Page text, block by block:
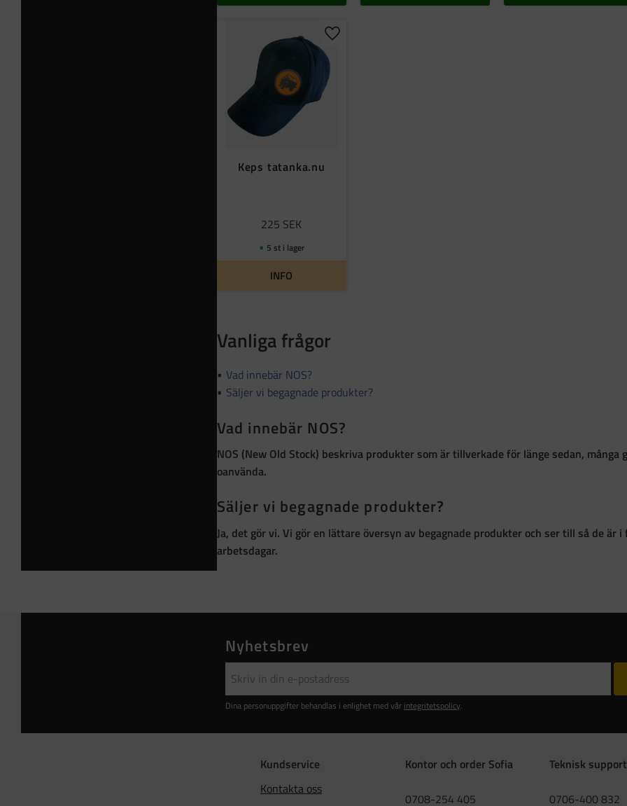
Keps tatanka.nu
225 SEK
Lägg till i favoriter
5 st i lager
INFO
Vanliga frågor
Vad innebär NOS?
Säljer vi begagnade produkter?
Vad innebär NOS?
NOS (New Old Stock) beskriva produkter som ärtillverkade för länge sedan, många
oanvända.
Säljer vi begagnade produkter?
Ja, det gör vi. Vi gör en lättare översyn av begagnade produkter och ser till så de
arbetsdagar.
Nyhetsbrev
Dina personuppgifter behandlas i enlighet med vår integritetspolicy.
Kundservice
Kontakta oss
Kontor och order Sofia
0708-254 405
Teknisk
0706-400 832